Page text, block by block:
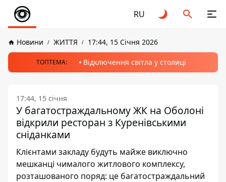
RU
Новини ЖИТТЯ 17:44, 15 Січня 2026
ТОПТЕМА: Відключення світла у столиці
17:44, 15 січня
У багатостраждальному ЖК на Оболоні
відкрили ресторан з Куренівськими
сніданками
Клієнтами закладу будуть майже виключно
мешканці чималого житлового комплексу,
розташованого поряд: це багатостраждальний